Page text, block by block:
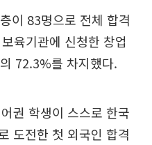
이 83명으로 전체 합격
육기관에 신청한 창업
72.3%를 차지했다.
권 학생이 스스로 한국
도전한 첫 외국인 합격